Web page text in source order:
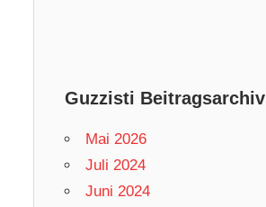
Guzzisti Beitragsarchiv
Mai 2026
Juli 2024
Juni 2024